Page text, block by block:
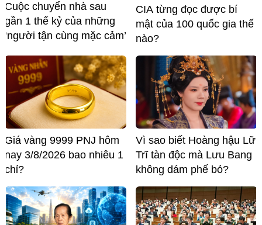
Cuộc chuyển nhà sau
gần 1 thế kỷ của những
‘người tận cùng mặc cảm’
CIA từng đọc được bí
mật của 100 quốc gia thế
nào?
Giá vàng 9999 PNJ hôm
nay 3/8/2026 bao nhiêu 1
chỉ?
Vì sao biết Hoàng hậu Lữ
Trĩ tàn độc mà Lưu Bang
không dám phế bỏ?